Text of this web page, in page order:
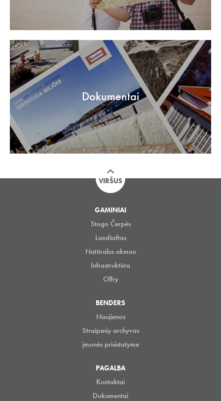
Dokumentai
VIRŠUS
GAMINIAI
Stogo Čerpės
Landšaftas
Natūralus akmuo
Infrastruktūra
Olfry
BENDERS
Naujienos
Straipsnių archyvas
įmonės prisistatyme
PAGALBA
Kontaktai
Dokumentai